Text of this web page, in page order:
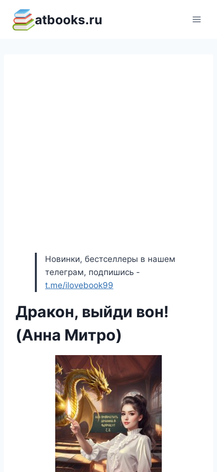
содержимому
atbooks.ru
Новинки, бестселлеры в нашем
телеграм, подпишись -
t.me/ilovebook99
Дракон, выйди вон!
(Анна Митро)